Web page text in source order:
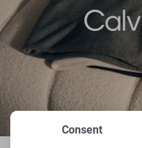
Consent